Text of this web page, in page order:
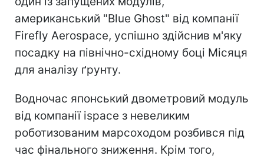
американський "Blue Ghost" від компанії
Firefly Aerospace, успішно здійснив м'яку
посадку на північно-східному боці Місяця
для аналізу ґрунту.
Водночас японський двометровий модуль
від компанії ispace з невеликим
роботизованим марсоходом розбився під
час фінального зниження. Крім того,